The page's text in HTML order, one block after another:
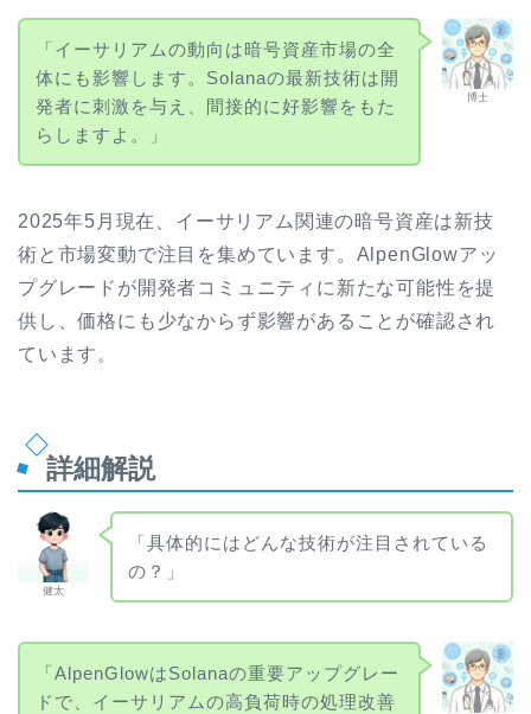
博士
「イーサリアムの動向は暗号資産市場の全
体にも影響します。Solanaの最新技術は開
発者に刺激を与え、間接的に好影響をもた
らしますよ。」
2025年5月現在、イーサリアム関連の暗号資産は新技
術と市場変動で注目を集めています。AlpenGlowアッ
プグレードが開発者コミュニティに新たな可能性を提
供し、価格にも少なからず影響があることが確認され
ています。
詳細解説
健太
「具体的にはどんな技術が注目されている
の？」
「AlpenGlowはSolanaの重要アップグレー
ドで、イーサリアムの高負荷時の処理改善